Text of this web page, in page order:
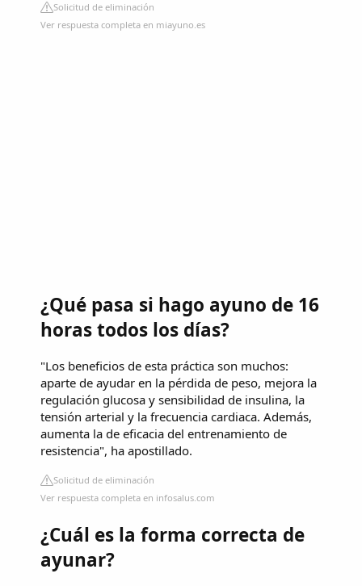
Solicitud de eliminación
Ver respuesta completa en miayuno.es
¿Qué pasa si hago ayuno de 16
horas todos los días?
"Los beneficios de esta práctica son muchos:
aparte de ayudar en la pérdida de peso, mejora la
regulación glucosa y sensibilidad de insulina, la
tensión arterial y la frecuencia cardiaca. Además,
aumenta la de eficacia del entrenamiento de
resistencia", ha apostillado.
Solicitud de eliminación
Ver respuesta completa en infosalus.com
¿Cuál es la forma correcta de
ayunar?